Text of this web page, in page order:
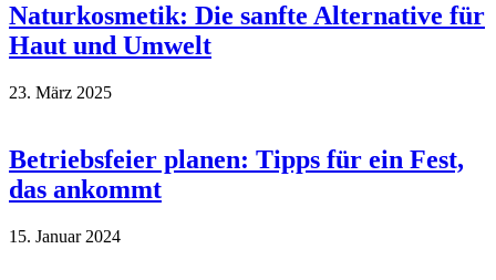
Naturkosmetik: Die sanfte Alternative für
Haut und Umwelt
23. März 2025
Betriebsfeier planen: Tipps für ein Fest,
das ankommt
15. Januar 2024